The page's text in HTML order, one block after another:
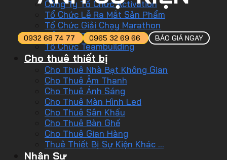
Công Ty Tổ Chức Activation
Tổ Chức Lễ Ra Mắt Sản Phẩm
Tổ Chức Giải Chạy Marathon
Tổ Chức Tiệc Tất Niên
Tổ Chức Teambuilding
Cho thuê thiết bị
Cho Thuê Nhà Bạt Không Gian
Cho Thuê Âm Thanh
Cho Thuê Ánh Sáng
Cho Thuê Màn Hình Led
Cho Thuê Sân Khấu
Cho Thuê Bàn Ghế
Cho Thuê Gian Hàng
Thuê Thiết Bị Sự Kiện Khác …
Nhân Sự
0932 68 74 77 0965 32 69 66 BÁO GIÁ NGAY